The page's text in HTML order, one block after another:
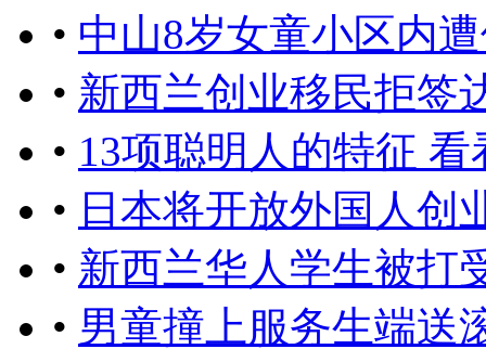
• 中山8岁女童小区内
• 新西兰创业移民拒签
• 13项聪明人的特征
• 日本将开放外国人创
• 新西兰华人学生被打
• 男童撞上服务生端送